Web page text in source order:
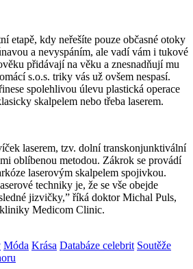
etapě, kdy neřešíte pouze občasné otoky
a nevyspáním, ale vadí vám i tukové
přidávají na věku a znesnadňují mu
s.o.s. triky vás už ovšem nespasí.
spolehlivou úlevu plastická operace
skalpelem nebo třeba laserem.
laserem, tzv. dolní transkonjunktivální
oblíbenou metodou. Zákrok se provádí
laserovým skalpelem spojivkou.
techniky je, že se vše obejde
jizvičky,” říká doktor Michal Puls,
Medicom Clinic.
Móda Krása Databáze celebrit Soutěže